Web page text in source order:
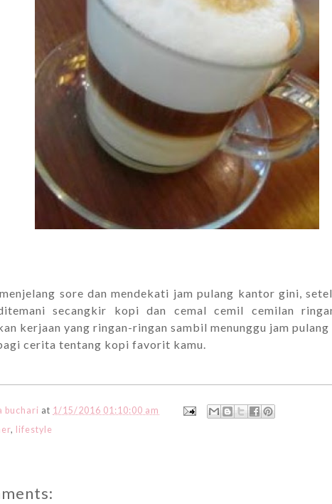
sore dan mendekati jam pulang kantor gini,
secangkir kopi dan cemal cemil cemilan
kerjaan yang ringan-ringan sambil menunggu jam
cerita tentang kopi favorit kamu.
buchari at 1/15/2016 01:10:00 am
, lifestyle